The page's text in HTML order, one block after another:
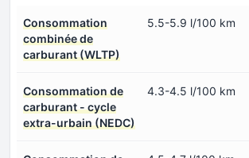
Consommation
combinée de
carburant (WLTP)
5.5-5.9 l/100 km
Consommation de
carburant - cycle
extra-urbain (NEDC)
4.3-4.5 l/100 km